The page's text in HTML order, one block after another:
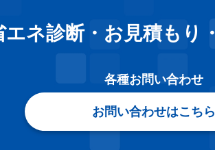
エネ診断・お見積もり ・
各種お問い合わせ
お問い合わせはこちら